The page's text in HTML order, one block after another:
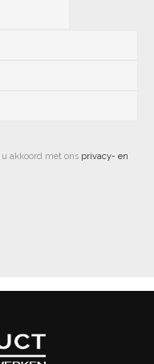
akkoord met ons privacy- en